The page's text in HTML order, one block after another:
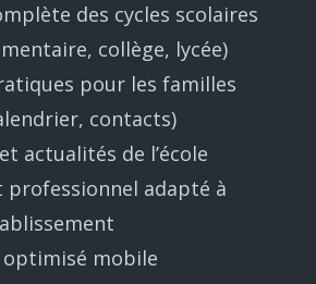
des cycles scolaires
collège, lycée)
pour les familles
contacts)
actualités de l’école
professionnel adapté à
mobile